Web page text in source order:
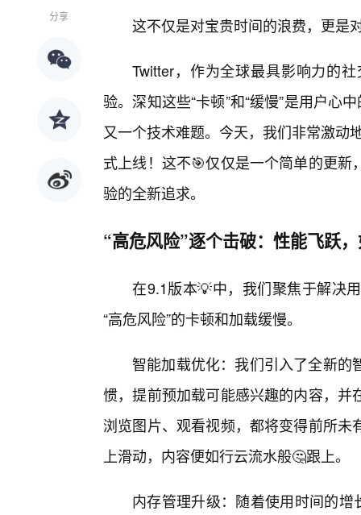
分享 这不仅是对宝贵时间的浪费，更是
Twitter，作为全球最具影响力的
验。深知这些“卡顿”和“缓慢”是用户心
又一个技术难题。今天，我们非常激动
式上线！这不🎯仅仅是一个简单的更
验的全新追求。
“高危风险”逐个击破：性能飞跃
在9.1版本💡中，我们聚焦于解决
“高危风险”的卡顿和加载缓慢。
智能加载优化：我们引入了全新的
惯，提前预加载可能感兴趣的内容，
浏览图片、观看视频，都将变得前所
上滑动，内容便如行云流水般🤔跟上。
内存管理升级：随着使用时间的